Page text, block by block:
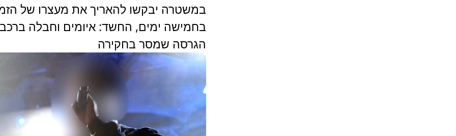
במשטרה יבקשו להאריך את מעצרו של
בחמישה ימים, החשד: איומים וחבלה
הגרסה שמסר בחקירה